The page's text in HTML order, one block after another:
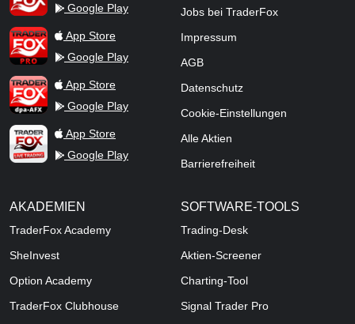
Google Play
TraderFox ProApp Store
Google Play
TraderFox dpa-AFX ProFeed
App Store
Google Play
TraderFox Live Trading
App Store
Google Play
Jobs bei TraderFox
Impressum
AGB
Datenschutz
Cookie-Einstellungen
Alle Aktien
Barrierefreiheit
AKADEMIEN
TraderFox Academy
SheInvest
Option Academy
TraderFox Clubhouse
SOFTWARE-TOOLS
Trading-Desk
Aktien-Screener
Charting-Tool
Signal Trader Pro